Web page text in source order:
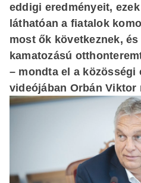
eddigi eredményeit,
láthatóan a fiatalok
most ők következnek,
kamatozású
– mondta el a közösségi
videójában Orbán Viktor